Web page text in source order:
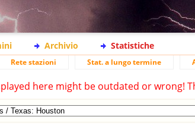
Archivio Statistiche
Rete stazioni Stat. a lungo termine
here might be outdated or wrong!